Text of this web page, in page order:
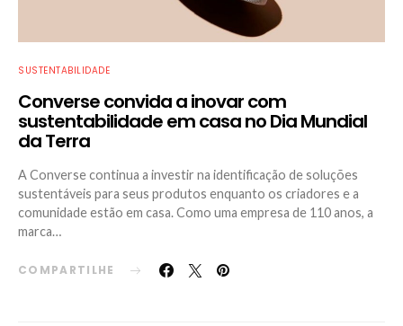
SUSTENTABILIDADE
Converse convida a inovar com
sustentabilidade em casa no Dia Mundial
da Terra
A Converse continua a investir na identificação de soluções
sustentáveis para seus produtos enquanto os criadores e a
comunidade estão em casa. Como uma empresa de 110 anos, a
marca…
COMPARTILHE